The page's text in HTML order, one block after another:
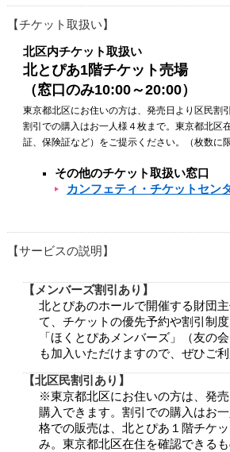
チケット取扱い
北区内チケット取扱い
北とぴあ1階チケット売場
（窓口のみ10:00～20:00）
東京都北区にお住いの方は、発売日より区民割
割引での購入はお一人様４枚まで。東京都北区
証、保険証など）をご提示ください。（枚数に
その他のチケット取扱い窓口
カンフェティ・チケットセン
サービスの説明
メンバーズ割引あり
北とぴあのホールで開催する財団
て、チケットの優先予約や割引制
「ほくとぴあメンバーズ」（友の
も加入いただけますので、ぜひご利
北区民割引あり
※東京都北区にお住いの方は、発
購入できます。割引での購入はお
格での販売は、北とぴあ１階チケ
み。東京都北区在住を確認できる